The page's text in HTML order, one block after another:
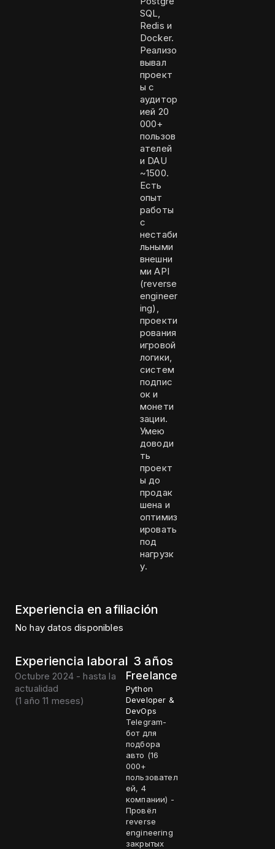
SQL,
Redis и
Docker.
Реализо
вывал
проект
ы с
аудитор
ией 20
000+
пользов
ателей
и DAU
~1500.
Есть
опыт
работы
с
нестаби
льными
внешни
ми API
(reverse
engineer
ing),
проекти
рования
игровой
логики,
систем
подпис
ок и
монети
зации.
Умею
доводи
ть
проект
ы до
продак
шена и
оптимиз
ировать
под
нагрузк
у.
Experiencia en afiliación
No hay datos disponibles
Experiencia laboral 3 años
Octubre 2024 - hasta la
actualidad
(1 año 11 meses)
Freelance
Python
Developer &
DevOps
Telegram-
бот для
подбора
авто (16
000+
пользовател
ей, 4
компании) -
Провёл
reverse
engineering
закрытых